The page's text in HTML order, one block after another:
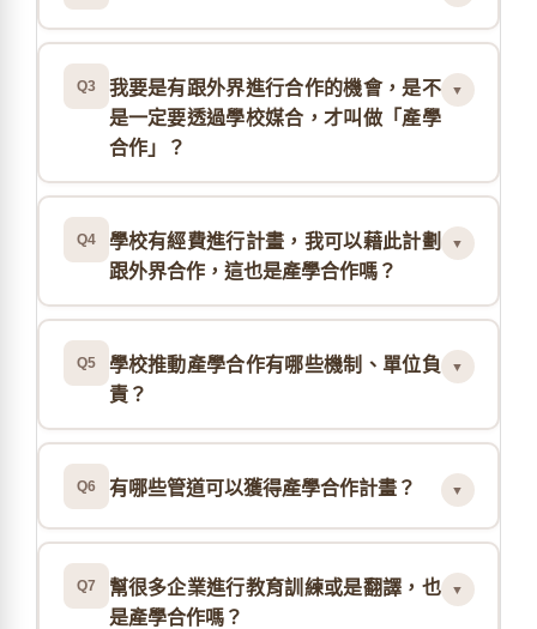
Q3
我要是有跟外界進行合作的機會，是不
是一定要透過學校媒合，才叫做「產學
合作」？
▼
Q4
學校有經費進行計畫，我可以藉此計劃
跟外界合作，這也是產學合作嗎？
▼
Q5
學校推動產學合作有哪些機制、單位負
責？
▼
Q6 有哪些管道可以獲得產學合作計畫？ ▼
Q7
幫很多企業進行教育訓練或是翻譯，也
是產學合作嗎？
▼